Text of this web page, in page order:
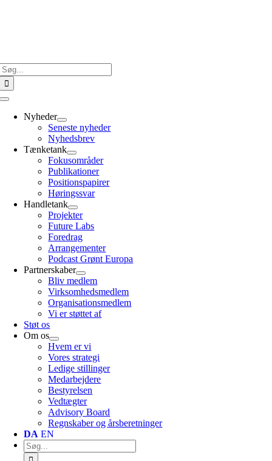
Toggle
NavigationNyheder
Seneste nyheder
Nyhedsbrev
Tænketank
Fokusområder
Publikationer
Positionspapirer
Høringssvar
Handletank
Projekter
Future Labs
Foredrag
Arrangementer
Podcast Grønt Europa
Partnerskaber
Bliv medlem
Virksomhedsmedlem
Organisationsmedlem
Vi er støttet af
Støt os
Om os
Hvem er vi
Vores strategi
Ledige stillinger
Medarbejdere
Bestyrelsen
Vedtægter
Advisory Board
Regnskaber og årsberetninger
DA EN
Søg
efter: